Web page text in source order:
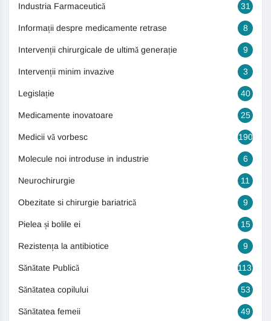
Industria Farmaceutică 31
Informații despre medicamente retrase 8
Intervenții chirurgicale de ultimă generație 9
Intervenții minim invazive 3
Legislație 40
Medicamente inovatoare 25
Medicii vă vorbesc 190
Molecule noi introduse in industrie 6
Neurochirurgie 11
Obezitate si chirurgie bariatrică 9
Pielea și bolile ei 15
Rezistența la antibiotice 9
Sănătate Publică 1131
Sănătatea copilului 53
Sănătatea femeii 49